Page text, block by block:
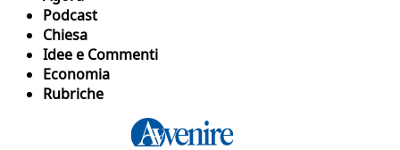
Podcast
Chiesa
Idee e Commenti
Economia
Rubriche